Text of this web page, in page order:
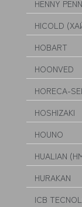
HENNY
HICOLD
HOBART
HOONVED
HORECA-
HOSHIZAKI
HOUNO
HUALIAN
HURAKAN
ICB